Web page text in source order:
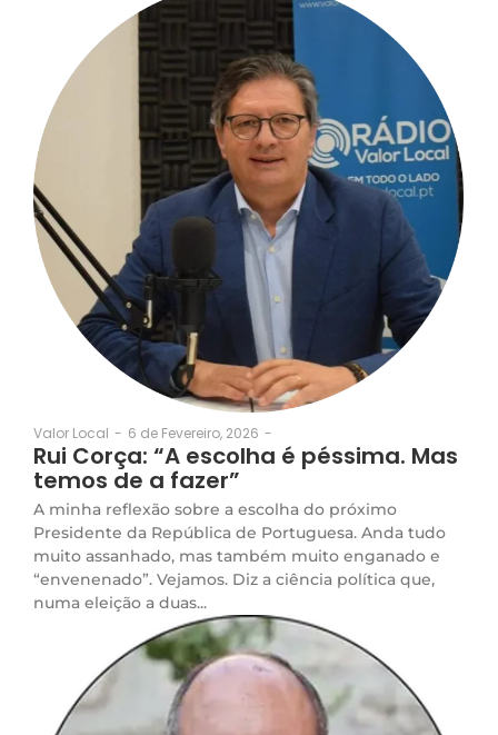
Valor Local - 6 de Fevereiro, 2026 -
Rui Corça: “A escolha é péssima. Mas
temos de a fazer”
A minha reflexão sobre a escolha do próximo
Presidente da República de Portuguesa. Anda tudo
muito assanhado, mas também muito enganado e
“envenenado”. Vejamos. Diz a ciência política que,
numa eleição a duas...